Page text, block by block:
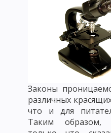
Законы
различных
что и для
Таким образом,